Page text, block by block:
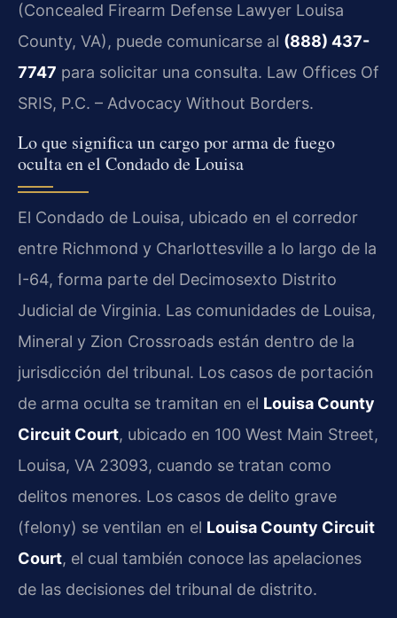
(Concealed Firearm Defense Lawyer Louisa
County, VA), puede comunicarse al (888) 437-
7747 para solicitar una consulta. Law Offices Of
SRIS, P.C. – Advocacy Without Borders.
Lo que significa un cargo por arma de fuego
oculta en el Condado de Louisa
El Condado de Louisa, ubicado en el corredor
entre Richmond y Charlottesville a lo largo de la
I-64, forma parte del Decimosexto Distrito
Judicial de Virginia. Las comunidades de Louisa,
Mineral y Zion Crossroads están dentro de la
jurisdicción del tribunal. Los casos de portación
de arma oculta se tramitan en el Louisa County
Circuit Court, ubicado en 100 West Main Street,
Louisa, VA 23093, cuando se tratan como
delitos menores. Los casos de delito grave
(felony) se ventilan en el Louisa County Circuit
Court, el cual también conoce las apelaciones
de las decisiones del tribunal de distrito.